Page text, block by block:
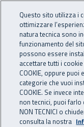
INAIL -
Navigazione -
Home Inail comunica
07 novembre
Questo sito utilizza i
ottimizzare
natura tecnica sono
funzionamento del
possono essere
accettare tutti i cookie
COOKIE, oppure
categorie che vuoi
COOKIE. Se invece
non tecnici, puoi farlo
NON TECNICI o
consulta la nostra